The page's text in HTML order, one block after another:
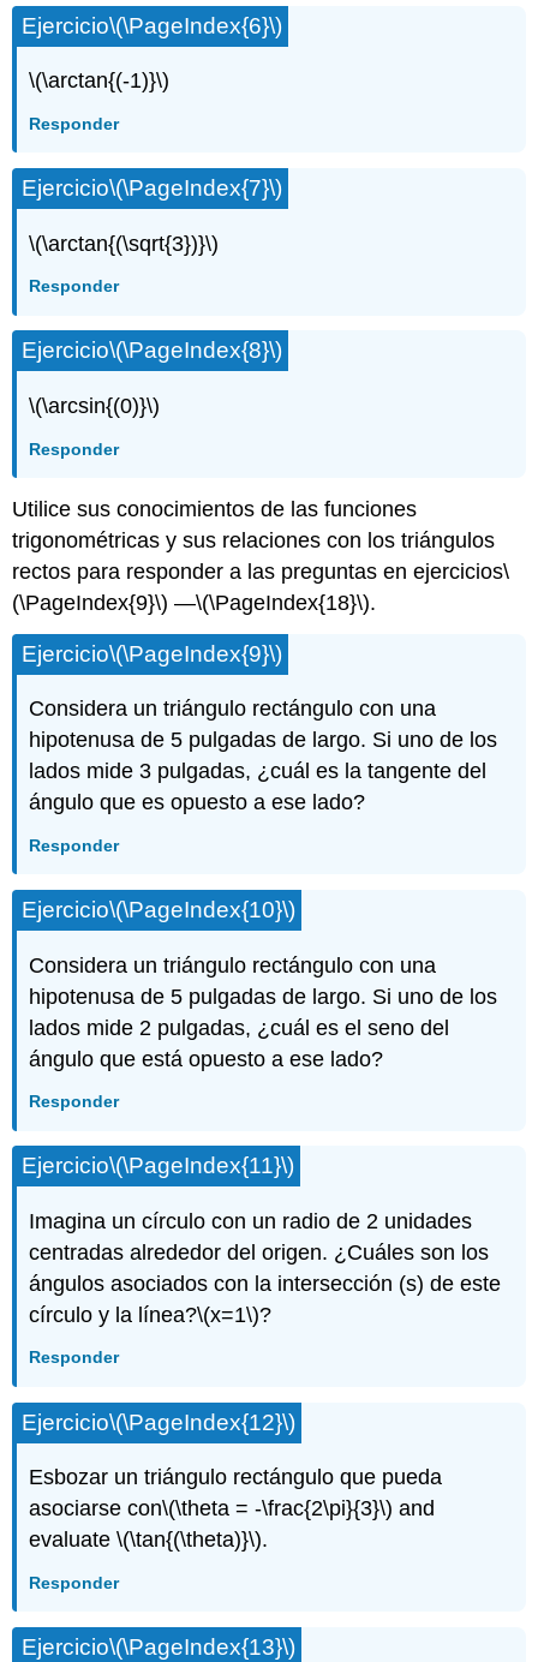
Ejercicio\(\PageIndex{6}\)
\(\arctan{(-1)}\)
Responder
Ejercicio\(\PageIndex{7}\)
\(\arctan{(\sqrt{3})}\)
Responder
Ejercicio\(\PageIndex{8}\)
\(\arcsin{(0)}\)
Responder
Utilice sus conocimientos de las funciones
trigonométricas y sus relaciones con los triángulos
rectos para responder a las preguntas en ejercicios\
(\PageIndex{9}\) —\(\PageIndex{18}\).
Ejercicio\(\PageIndex{9}\)
Considera un triángulo rectángulo con una
hipotenusa de 5 pulgadas de largo. Si uno de los
lados mide 3 pulgadas, ¿cuál es la tangente del
ángulo que es opuesto a ese lado?
Responder
Ejercicio\(\PageIndex{10}\)
Considera un triángulo rectángulo con una
hipotenusa de 5 pulgadas de largo. Si uno de los
lados mide 2 pulgadas, ¿cuál es el seno del
ángulo que está opuesto a ese lado?
Responder
Ejercicio\(\PageIndex{11}\)
Imagina un círculo con un radio de 2 unidades
centradas alrededor del origen. ¿Cuáles son los
ángulos asociados con la intersección (s) de este
círculo y la línea?\(x=1\)?
Responder
Ejercicio\(\PageIndex{12}\)
Esbozar un triángulo rectángulo que pueda
asociarse con\(\theta = -\frac{2\pi}{3}\) and
evaluate\(\tan{(\theta)}\).
Responder
Ejercicio\(\PageIndex{13}\)